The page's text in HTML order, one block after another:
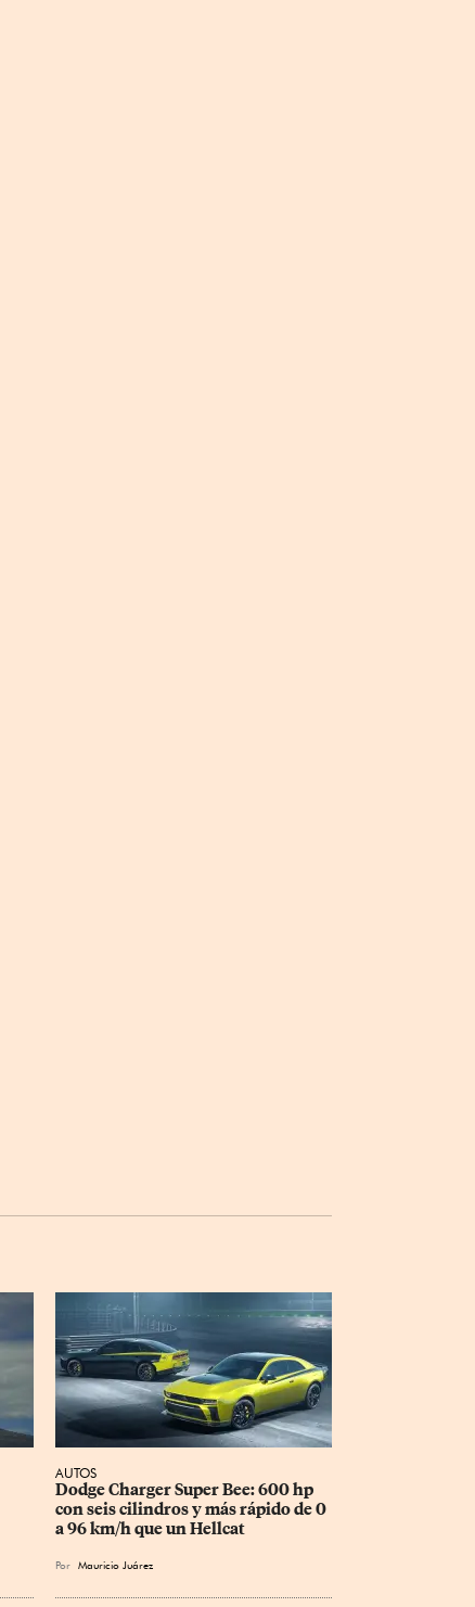
AUTOS
Dodge Charger Super Bee: 600 hp
con seis cilindros y más rápido de 0
a 96 km/h que un Hellcat
Por Mauricio Juárez